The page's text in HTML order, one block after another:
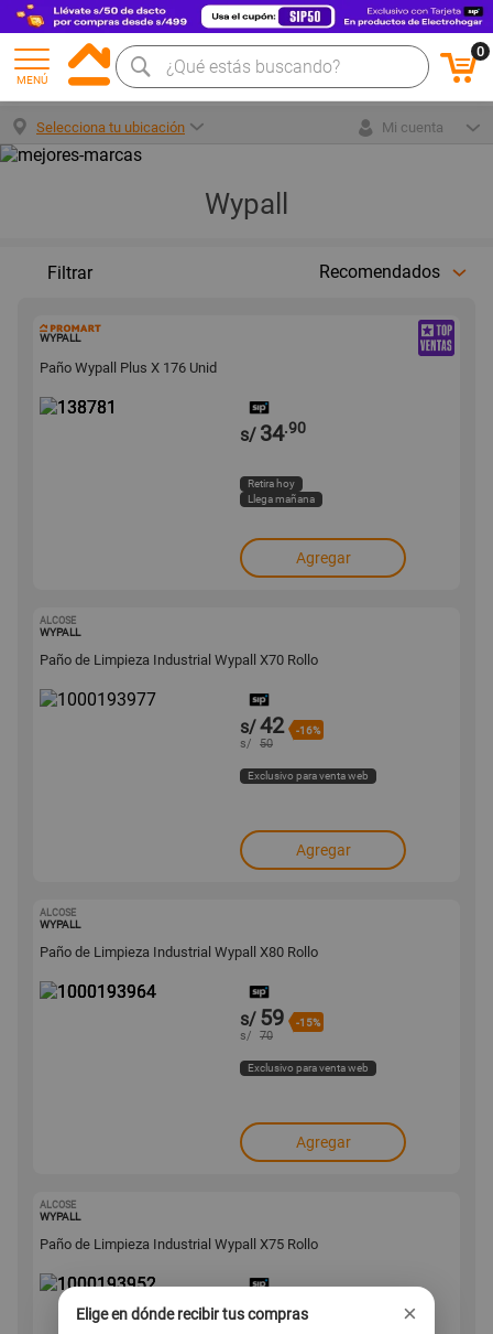
MENÚ
0
Selecciona tu ubicación Mi cuenta
Wypall
Filtrar Recomendados
WYPALL
Paño Wypall Plus X 176 Unid
s/ 34.90
Retira hoy
Llega mañana
Agregar
ALCOSE
WYPALL
Paño de Limpieza Industrial Wypall X70 Rollo
s/42 -16%
s/ 50
Exclusivo para venta web
Agregar
ALCOSE
WYPALL
Paño de Limpieza Industrial Wypall X80 Rollo
s/ 59 -15%
s/ 70
Exclusivo para venta web
Agregar
ALCOSE
WYPALL
Paño de Limpieza Industrial Wypall X75 Rollo
s/47 -21%
Elige en dónde recibir tus compras ×